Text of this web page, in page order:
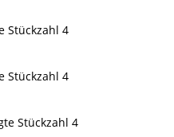
Stückzahl 4
Stückzahl 4
Stückzahl 4